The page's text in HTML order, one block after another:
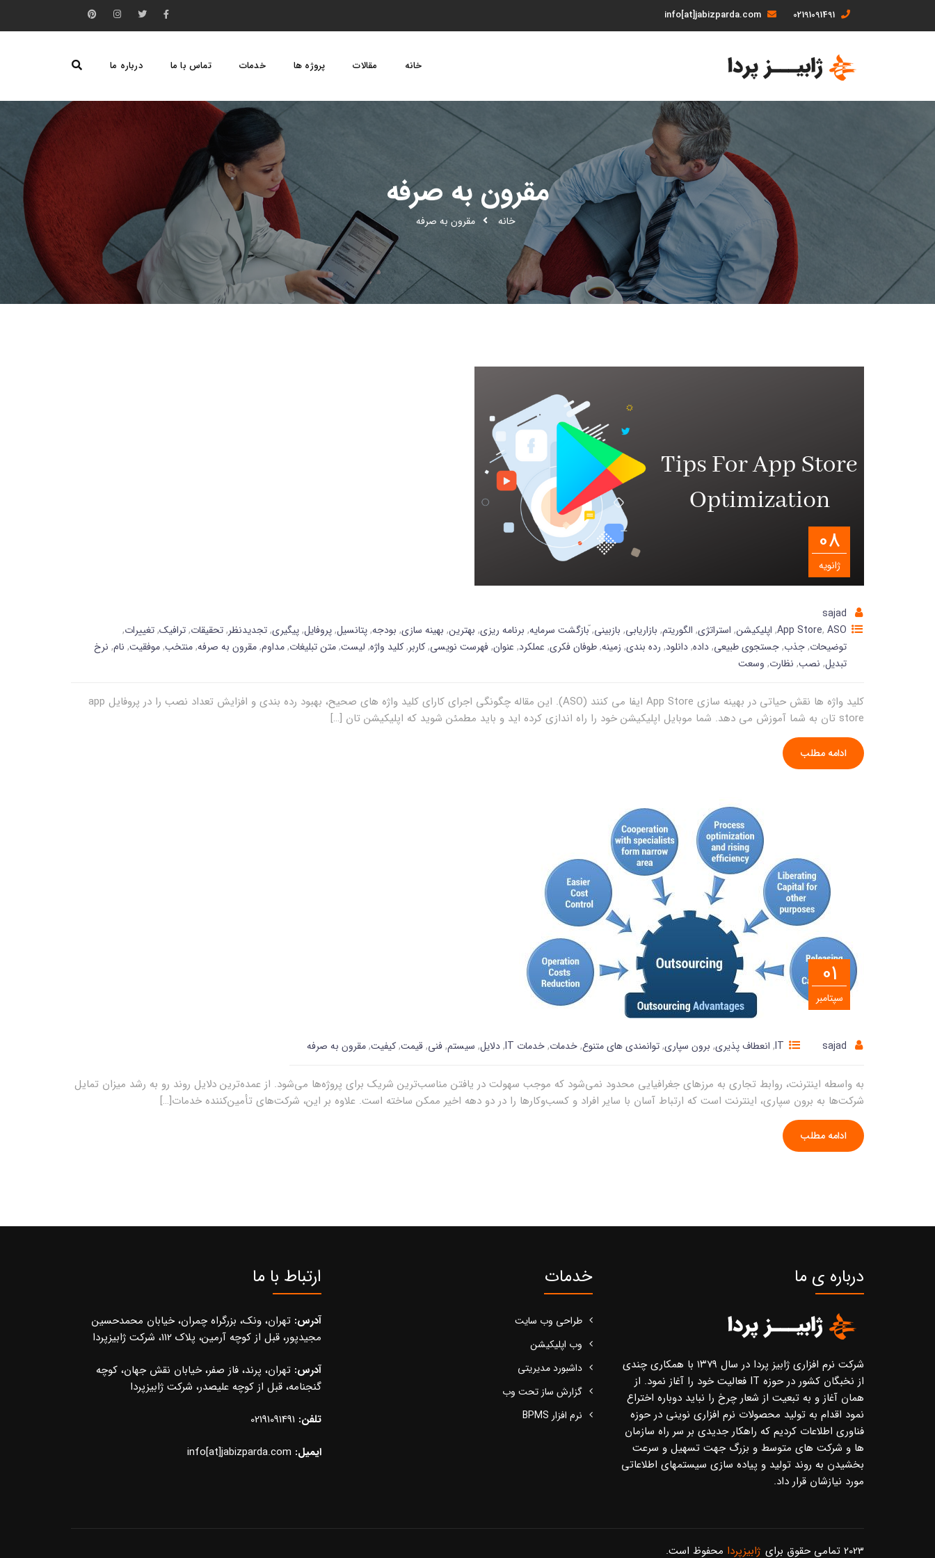
خانه مقالات پروژه ها خدمات تماس با ما درباره ما
مقرون به صرفه
خانه مقرون به صرفه
08
ژانویه
sajad
App Store, ASO
, اپلیکیشن, استراتژی, الگوریتم, بازاریابی, بازبینی,ّبازگشت سرمایه, برنامه ریزی, بهترین, بهینه سازی, بودجه,پتانسیل,پروفایل,پیگیری,تجدیدنظر,تحقیقات,ترافیک,تغییرات,
توضیحات,جذب,جستجوی طبیعی,داده,دانلود, رده بندی, زمینه,طوفان فکری, عملکرد, عنوان,فهرست نویسی,کاربر,کلید واژه, لیست,متن تبلیغات,مداوم,مقرون به صرفه,منتخب,موفقیت, نام, نرخ
تبدیل, نصب, نظارت, وسعت
کلید واژه ها نقش حیاتی در بهینه سازی App Store ایفا می کنند (ASO). این مقاله چگونگی اجرای کارای کلید واژه های صحیح، بهبود رده بندی و افزایش تعداد نصب را در پروفایل app
store تان به شما آموزش می دهد. شما موبایل اپلیکیشن خود را راه اندازی کرده اید و باید مطمئن شوید که اپلیکیشن تان […]
ادامه مطلب
01
سپتامبر
sajad
IT
, انعطاف پذیری, برون سپاری,توانمندی های متنوع,خدمات,خدمات IT ,دلایل, سیستم,فنی,قیمت,کیفیت,مقرون به صرفه
به واسطه اینترنت، روابط تجاری به مرزهای جغرافیایی محدود نمی‌شود که موجب سهولت در یافتن مناسب‌ترین شریک برای پروژه‌ها می‌شود. از عمده‌ترین دلایل روند رو به رشد میزان تمایل
شرکت‌ها به برون سپاری، اینترنت است که ارتباط آسان با سایر افراد و کسب‌وکارها را در دو دهه اخیر ممکن ساخته است. علاوه بر این، شرکت‌های تأمین‌کننده خدمات[…]
ادامه مطلب
درباره ی ما
شرکت نرم افزاری ژابیز پردا در سال ۱۳۷۹ با همکاری چندی
از نخبگان کشور در حوزه IT فعالیت خود را آغاز نمود. از
همان آغاز و به تبعیت از شعار چرخ را نباید دوباره اختراع
نمود اقدام به تولید محصولات نرم افزاری نوینی در حوزه
فناوری اطلاعات کردیم که راهکار جدیدی بر سر راه سازمان
ها و شرکت های متوسط و بزرگ جهت تسهیل و سرعت
بخشیدن به روند تولید و پیاده سازی سیستمهای اطلاعاتی
مورد نیازشان قرار داد.
خدمات
طراحی وب سایت
وب اپلیکیشن
داشبورد مدیریتی
گزارش ساز تحت وب
نرم افزار BPMS
ارتباط با ما
آدرس: تهران، ونک، بزرگراه چمران، خیابان محمدحسین
مجیدپور، قبل از کوچه آرمین، پلاک 112، شرکت ژابیزپردا
آدرس: تهران، پرند، فاز صفر، خیابان نقش جهان، کوچه
گنجنامه، قبل از کوچه علیصدر، شرکت ژابیزپردا
تلفن: 02191091491
ایمیل: info[at]jabizparda.com
2023 تمامی حقوق برای ژابیزپردا محفوظ است.